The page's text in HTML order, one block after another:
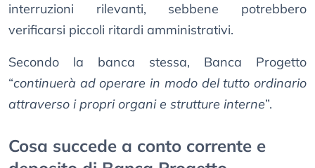
interruzioni rilevanti, sebbene potrebbero
verificarsi piccoli ritardi amministrativi.
Secondo la banca stessa, Banca Progetto
“continuerà ad operare in modo del tutto ordinario
attraverso i propri organi e strutture interne”.
Cosa succede a conto corrente e